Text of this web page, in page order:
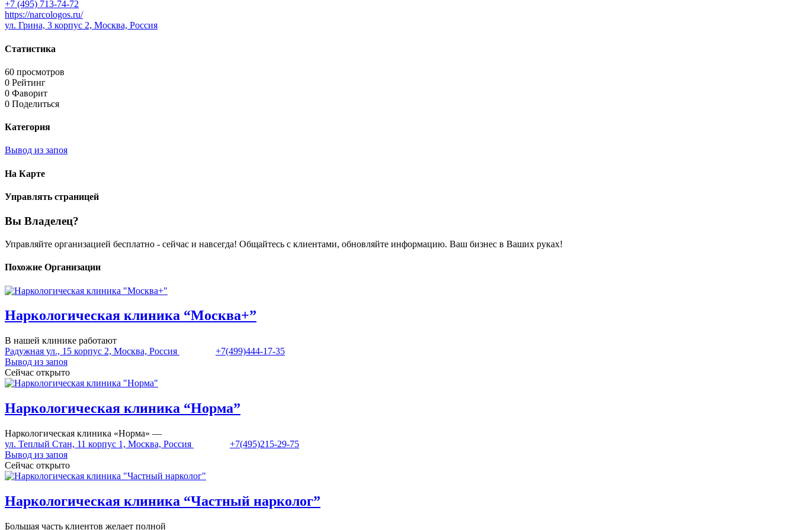
+7 (495) 713-74-72
https://narcologos.ru/
ул. Грина, 3 корпус 2, Москва, Россия
Статистика
60 просмотров
0 Рейтинг
0 Фаворит
0 Поделиться
Категория
Вывод из запоя
На Карте
Управлять страницей
Вы Владелец?
Управляйте организацией бесплатно - сейчас и навсегда! Общайтесь с клиентами, обновляйте информацию. Ваш бизнес в Ваших руках!
Похожие Организации
Наркологическая клиника “Москва+”
В нашей клинике работают
Радужная ул., 15 корпус 2, Москва, Россия
+7(499)444-17-35
Вывод из запоя
Сейчас открыто
Наркологическая клиника “Норма”
Наркологическая клиника «Норма» —
ул. Теплый Стан, 11 корпус 1, Москва, Россия
+7(495)215-29-75
Вывод из запоя
Сейчас открыто
Наркологическая клиника “Частный нарколог”
Большая часть клиентов желает полной